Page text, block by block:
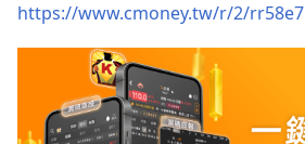
https://www.cmoney.tw/r/2/rr58e7